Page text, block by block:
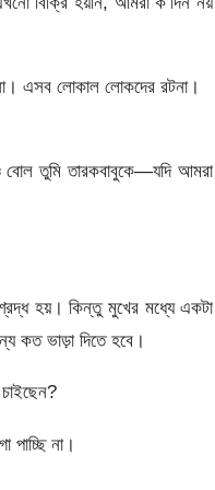
এসব লােকাল লােকদের রটনা।
তুমি তারকবাবুকে—যদি আমরা
শ্রদ্ধ হয়। কিন্তু মুখের মধ্যে একটা
কত ভাড়া দিতে হবে।
পাচ্ছি না।